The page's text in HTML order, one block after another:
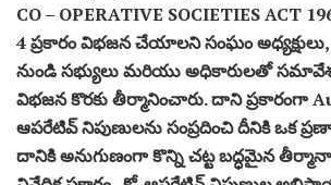
CO – OPERATIVE SOCIETIES ACT
4 ప్రకారం విభజన చేయాలని సంఘం
నుండి సభ్యులు మరియు అధికారులతో
విభజన కొరకు తీర్మానించారు. దాని ప్రకారంగా
ఆపరేటివ్ నిపుణులను సంప్రదించి దీనికి ఒక
దానికి అనుగుణంగా కొన్ని చట్ట బద్ధమైన